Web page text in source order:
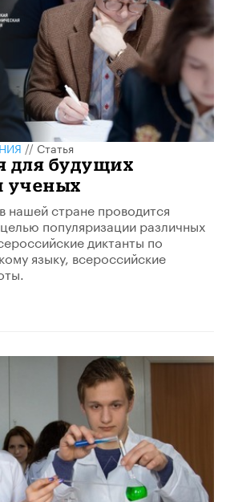
//Статья
для будущих
ученых
нашей стране проводится
популяризации различных
диктанты по
языку, всероссийские